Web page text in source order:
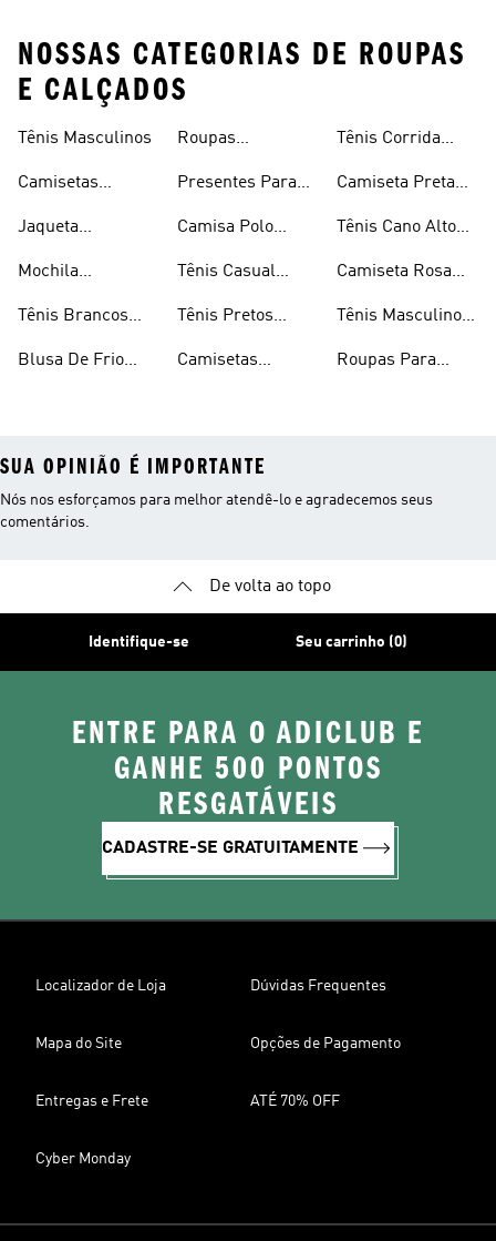
NOSSAS CATEGORIAS DE ROUPAS
E CALÇADOS
Tênis Masculinos
Camisetas
Jaqueta
Mochila
Tênis Brancos
Blusa De Frio
Roupas
Presentes Para
Camisa Polo
Tênis Casual
Tênis Pretos
Camisetas
Masculinas
Tênis Corrida
Camiseta Preta
Tênis Cano Alto
Camiseta Rosa
Tênis Masculino
Roupas Para
SUA OPINIÃO É IMPORTANTE
Nós nos esforçamos para melhor atendê-lo e agradecemos seus
comentários.
De volta ao topo
Identifique-se Seu carrinho (0)
ENTRE PARA O ADICLUB E
GANHE 500 PONTOS
RESGATÁVEIS
CADASTRE-SE GRATUITAMENTE
Localizador de Loja Dúvidas Frequentes
Mapa do Site Opções de Pagamento
Entregas e Frete ATÉ 70% OFF
Cyber Monday